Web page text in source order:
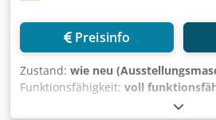
Preisinfo
Zustand: wie neu
Funktionsfähigkeit: voll
Maschinen-/Fahrzeugnummer: